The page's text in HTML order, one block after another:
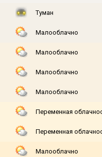
Туман
Малооблачно
Малооблачно
Малооблачно
Малооблачно
Переменная
Переменная
Малооблачно